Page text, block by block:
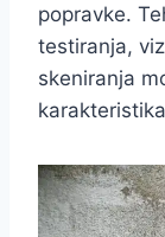
popravke.
testiranja,
skeniranja